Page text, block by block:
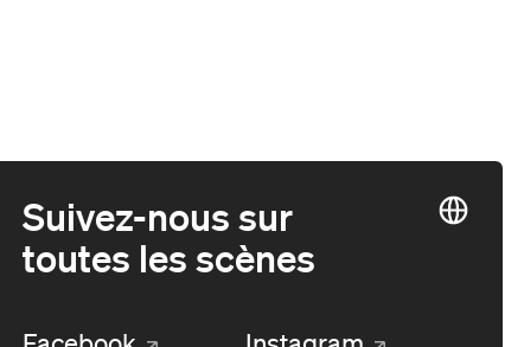
Suivez-nous sur
toutes les scènes